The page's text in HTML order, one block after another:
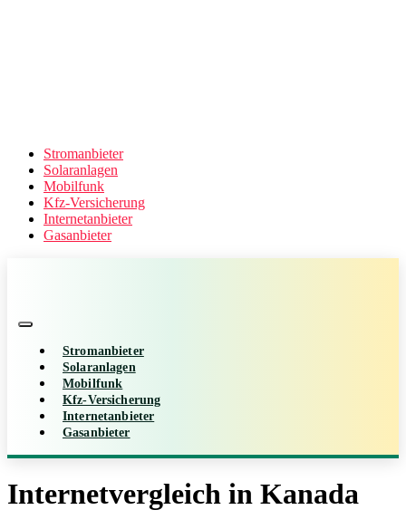
Stromanbieter
Solaranlagen
Mobilfunk
Kfz-Versicherung
Internetanbieter
Gasanbieter
Stromanbieter
Solaranlagen
Mobilfunk
Kfz-Versicherung
Internetanbieter
Gasanbieter
Internetvergleich in Kanada